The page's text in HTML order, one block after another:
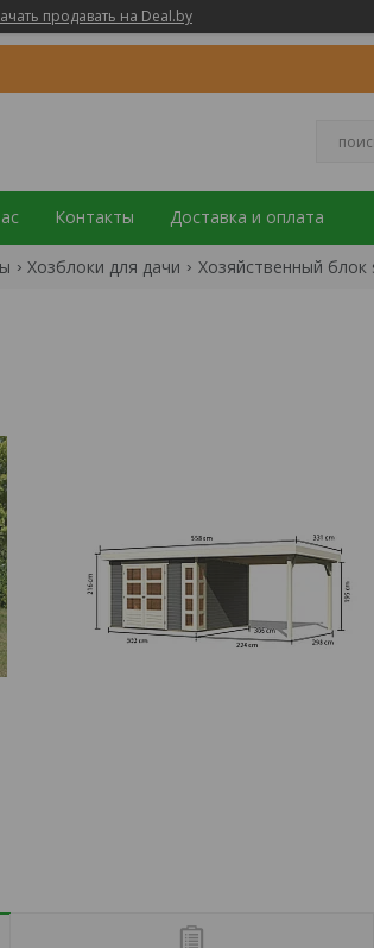
продавать на Deal.by
Контакты Доставка и оплата
Хозблоки для дачи Хозяйственный блок